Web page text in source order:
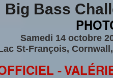
Big Bass
Samedi 14 octobre
St-François,
-